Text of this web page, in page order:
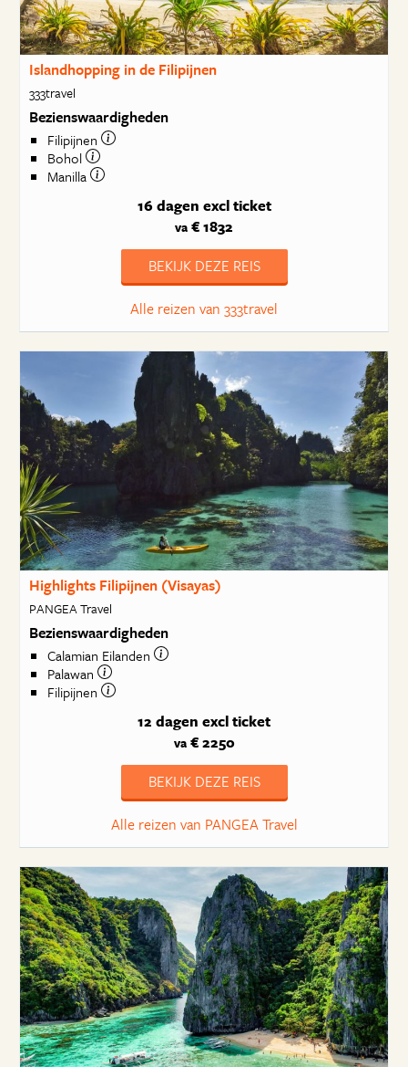
Islandhopping in de Filipijnen
333travel
Bezienswaardigheden
Filipijnen
Bohol
Manilla
16 dagen excl ticket
va € 1832
BEKIJK DEZE REIS
Alle reizen van 333travel
Highlights Filipijnen (Visayas)
PANGEA Travel
Bezienswaardigheden
Calamian Eilanden
Palawan
Filipijnen
12 dagen excl ticket
va€ 2250
BEKIJK DEZE REIS
Alle reizen van PANGEA Travel